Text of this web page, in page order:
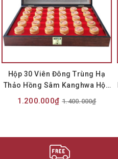
Hộp 30 Viên Đông Trùng Hạ
Thảo Hồng Sâm Kanghwa Hộp
Gỗ Nâu
1.200.000₫ 1.400.000₫